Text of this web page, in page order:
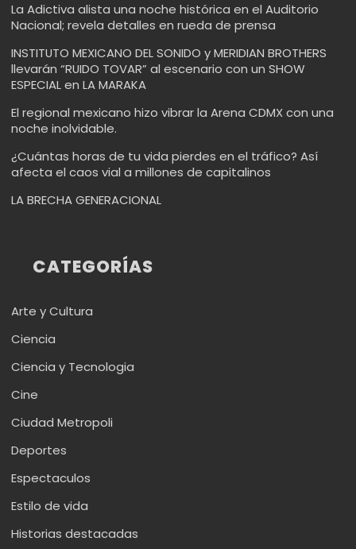
La Adictiva alista una noche histórica en el Auditorio
Nacional; revela detalles en rueda de prensa
INSTITUTO MEXICANO DEL SONIDO y MERIDIAN BROTHERS
llevarán “RUIDO TOVAR” al escenario con un SHOW
ESPECIAL en LA MARAKA
El regional mexicano hizo vibrar la Arena CDMX con una
noche inolvidable.
¿Cuántas horas de tu vida pierdes en el tráfico? Así
afecta el caos vial a millones de capitalinos
LA BRECHA GENERACIONAL
CATEGORÍAS
Arte y Cultura
Ciencia
Ciencia y Tecnologia
Cine
Ciudad Metropoli
Deportes
Espectaculos
Estilo de vida
Historias destacadas